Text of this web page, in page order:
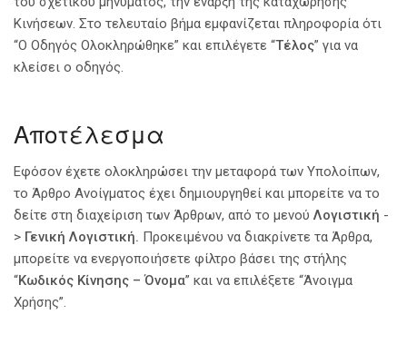
Κινήσεων. Στο τελευταίο βήμα εμφανίζεται πληροφορία ότι
“Ο Οδηγός Ολοκληρώθηκε” και επιλέγετε “Τέλος” για να
κλείσει ο οδηγός.
Αποτέλεσμα
Εφόσον έχετε ολοκληρώσει την μεταφορά των Υπολοίπων,
το Άρθρο Ανοίγματος έχει δημιουργηθεί και μπορείτε να το
δείτε στη διαχείριση των Άρθρων, από το μενού Λογιστική -
> Γενική Λογιστική. Προκειμένου να διακρίνετε τα Άρθρα,
μπορείτε να ενεργοποιήσετε φίλτρο βάσει της στήλης
“Κωδικός Κίνησης – Όνομα” και να επιλέξετε “Άνοιγμα
Χρήσης”.